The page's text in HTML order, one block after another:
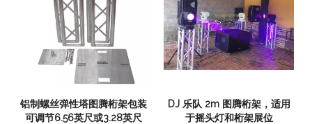
铝制螺丝弹性塔图腾桁架包装
可调节6.56英尺或3.28英尺
DJ 乐队 2m 图腾桁架，适用
于摇头灯和桁架展位